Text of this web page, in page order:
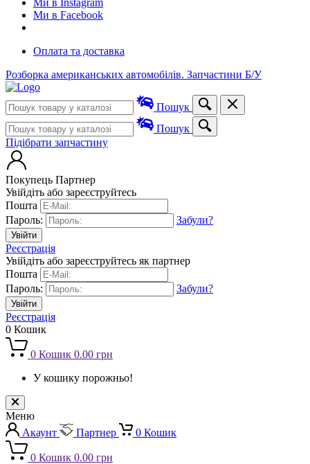
Ми в Instagram
Ми в Facebook
Оплата та доставка
Розборка американських автомобілів. Запчастини Б/У
Пошук
Пошук
Підібрати запчастину
Покупець Партнер
Увійдіть або зареєструйтесь
Пошта
Пароль:
Забули?
Реєстрація
Увійдіть або зареєструйтесь як партнер
Пошта
Пароль:
Забули?
Реєстрація
0 Кошик
0 Кошик 0.00 грн
У кошику порожньо!
Меню
Акаунт
Партнер 0 Кошик
0 Кошик 0.00 грн